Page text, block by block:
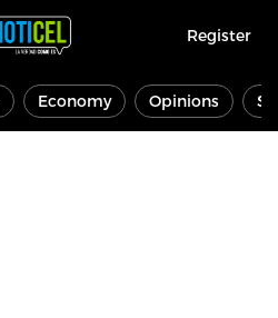
Register
Economy Opinions